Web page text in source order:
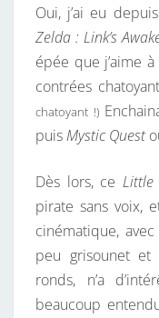
Oui, j’ai eu
Zelda : Link’s
épée que j’aime
contrées
chatoyant !)
puisMystic Quest
Dès lors, ce Little
pirate sans voix,
cinématique,
peu grisounet et
ronds, n’a
beaucoup